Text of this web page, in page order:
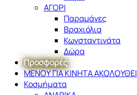
ΑΓΟΡΙ
Παραμάνες
Βραχιόλια
Κωνσταντινάτα
Δώρα
Προσφορές
ΜΕΝΟΥ ΓΙΑ ΚΙΝΗΤΑ ΑΚΟΛΟΥΘΕΙ
Κοσμήματα